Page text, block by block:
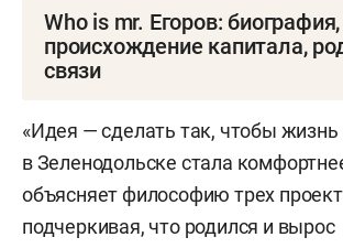
государственной компании был
а гендиректором — его ближайший
Андрей Симаков
компании «Унистрой». Девелопер
коттеджный поселок «Ореховка».
в это же время строительная
которую связывают с окружением
Who is mr. Егоров: биография,
происхождение капитала,
связи
Тимур Мир-Игоревич Егоров
в Зеленодольске. В 2008-м окончил
экономики, управления и права
по специальности «экономист». В
«Идея — сделать так, чтобы жизнь
в Зеленодольске стала
объясняет философию трех
подчеркивая, что родился и вырос